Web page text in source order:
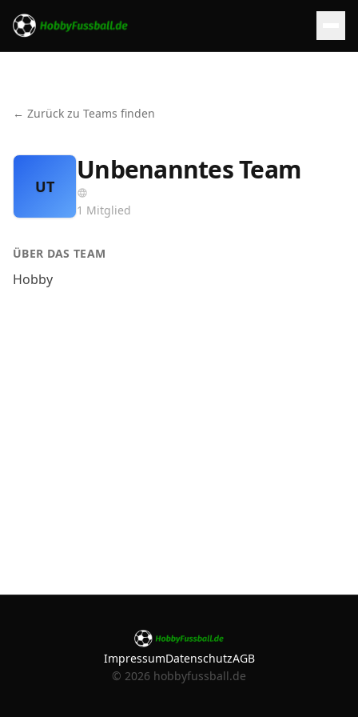
← Zurück zu Teams finden
UT
Unbenanntes Team
1 Mitglied
ÜBER DAS TEAM
Hobby
ImpressumDatenschutzAGB
© 2026 hobbyfussball.de